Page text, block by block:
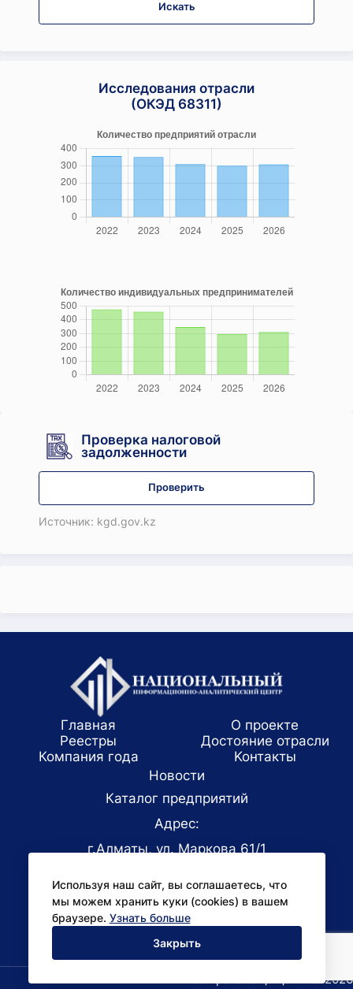
Искать
Исследования отрасли
(ОКЭД 68311)
Проверка налоговой
задолженности
Проверить
Источник: kgd.gov.kz
Используя наш сайт, вы соглашаетесь, что
мы можем хранить куки (cookies) в вашем
браузере. Узнать больше
Закрыть
Главная
О проекте
Реестры
Достояние отрасли
Компания года
Koнтaкты
Новости
Каталог предприятий
Адрес:
г.Алматы, ул. Маркова 61/1
office@niac.kz
Для СМИ:
pr@niac.kz
Все права защищены © 2026